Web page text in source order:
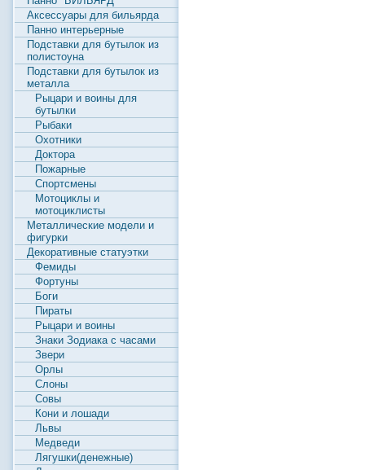
Аксессуары для бильярда
Панно интерьерные
Подставки для бутылок из
полистоуна
Подставки для бутылок из
металла
Рыцари и воины для
бутылки
Рыбаки
Охотники
Доктора
Пожарные
Спортсмены
Мотоциклы и
мотоциклисты
Металлические модели и
фигурки
Декоративные статуэтки
Фемиды
Фортуны
Боги
Пираты
Рыцари и воины
Знаки Зодиака с часами
Звери
Орлы
Слоны
Совы
Кони и лошади
Львы
Медведи
Лягушки(денежные)